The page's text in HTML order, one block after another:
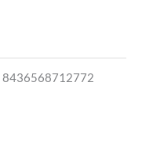
8436568712772